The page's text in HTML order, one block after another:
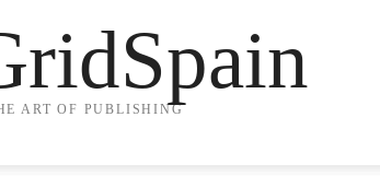
ART OF PUBLISHING